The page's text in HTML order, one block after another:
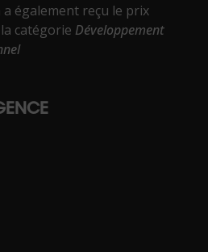
également reçu le prix
la catégorie Développement